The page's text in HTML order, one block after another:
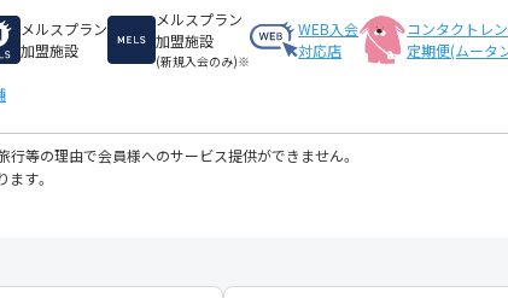
メルスプラン
加盟施設
メルスプラン
加盟施設
(新規入会のみ)※
WEB入会
対応店
コンタクトレ
定期便(ムータ
行等の理由で会員様へのサービス提供ができません。
す。